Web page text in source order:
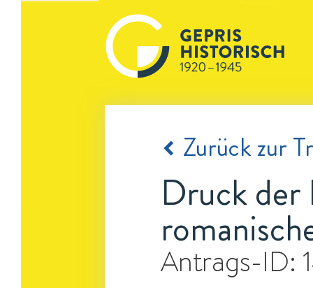
Zurück zur
Druck
Antrags-ID: